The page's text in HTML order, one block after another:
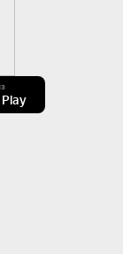
Play